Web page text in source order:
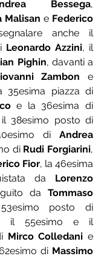
Bessega,
Malisan e Federico
anche il
Leonardo Azzini, il
Pighin
Zambon
di Andrea
di Rudi Forgiarini,
Fior, la 46esima
da Lorenzo
da Tommaso
il 55esimo e il
Mirco Colledani
di Massimo